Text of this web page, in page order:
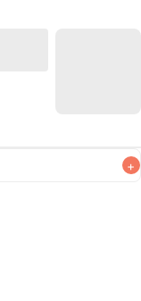
+
くお早めにお召